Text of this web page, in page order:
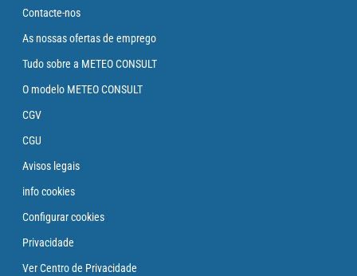
Contacte-nos
As nossas ofertas de emprego
Tudo sobre a METEO CONSULT
O modelo METEO CONSULT
CGV
CGU
Avisos legais
info cookies
Configurar cookies
Privacidade
Ver Centro de Privacidade